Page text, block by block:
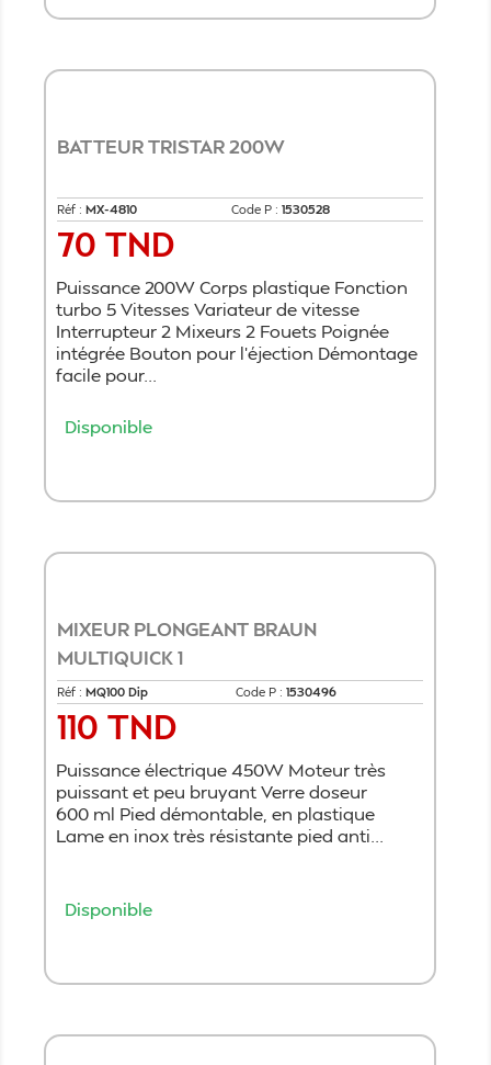
BATTEUR TRISTAR 200W
Réf : MX-4810 Code P : 1530528
Prix
70 TND
Puissance 200W Corps plastique Fonction
turbo 5 Vitesses Variateur de vitesse
Interrupteur 2 Mixeurs 2 Fouets Poignée
intégrée Bouton pour l'éjection Démontage
facile pour...
Disponible
MIXEUR PLONGEANT BRAUN
MULTIQUICK 1
Réf : MQ100 Dip Code P : 1530496
Prix
110 TND
Puissance électrique 450W Moteur très
puissant et peu bruyant Verre doseur
600 ml Pied démontable, en plastique
Lame en inox très résistante pied anti...
Disponible